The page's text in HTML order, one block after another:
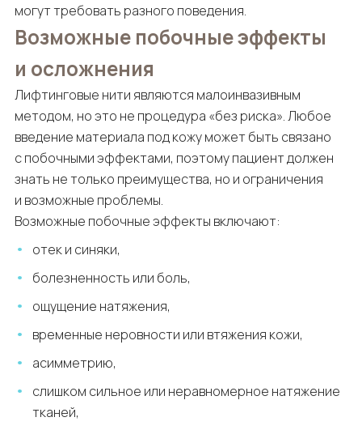
могут требовать разного поведения.
Возможные побочные эффекты
и осложнения
Лифтинговые нити являются малоинвазивным
методом, но это не процедура «без риска». Любое
введение материала под кожу может быть связано
с побочными эффектами, поэтому пациент должен
знать не только преимущества, но и ограничения
и возможные проблемы.
Возможные побочные эффекты включают:
отек и синяки,
болезненность или боль,
ощущение натяжения,
временные неровности или втяжения кожи,
асимметрию,
слишком сильное или неравномерное натяжение
тканей,